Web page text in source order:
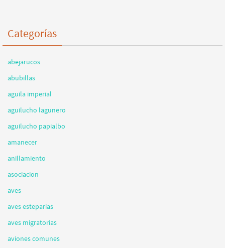
Categorías
abejarucos
abubillas
aguila imperial
aguilucho lagunero
aguilucho papialbo
amanecer
anillamiento
asociacion
aves
aves esteparias
aves migratorias
aviones comunes